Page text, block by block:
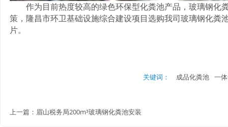
作为目前热度较高的绿色环保型化粪池产品，玻璃钢化
策，隆昌市环卫基础设施综合建设项目选购我司玻璃钢化粪
片。
关键词： 成品化粪池 一
上一篇： 眉山税务局200m³玻璃钢化粪池安装